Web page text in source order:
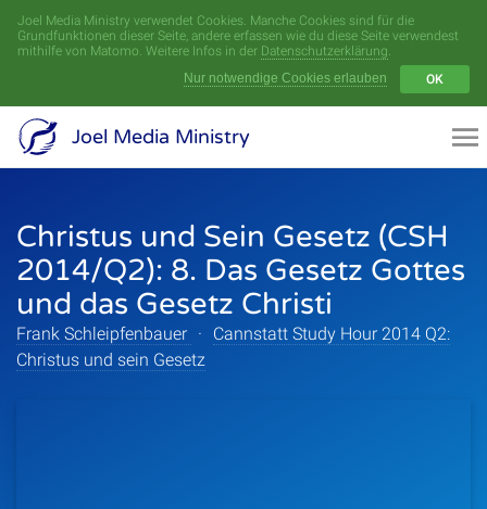
Joel Media Ministry verwendet Cookies. Manche Cookies sind für die
Grundfunktionen dieser Seite, andere erfassen wie du diese Seite verwendest
mithilfe von Matomo. Weitere Infos in der Datenschutzerklärung.
Nur notwendige Cookies erlauben
OK
Joel Media Ministry
Christus und Sein Gesetz (CSH
2014/Q2): 8. Das Gesetz Gottes
und das Gesetz Christi
Frank Schleipfenbauer ·
Cannstatt Study Hour 2014 Q2:
Christus und sein Gesetz
Menü
Videoarchiv
Serien
Sprecher
Themen